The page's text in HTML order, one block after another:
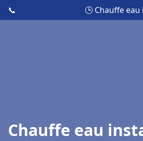
📞 🕒 Chauffe
Chauffe eau